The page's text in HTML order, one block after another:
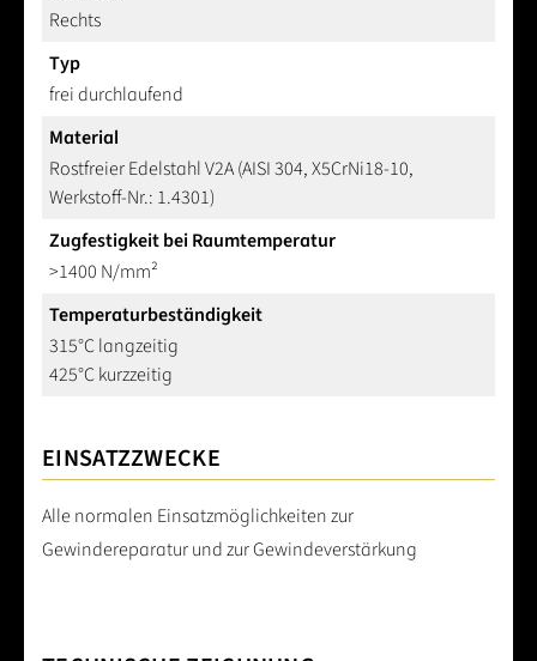
Rechts
Typ
frei durchlaufend
Material
Rostfreier Edelstahl V2A (AISI 304, X5CrNi18-10,
Werkstoff-Nr.: 1.4301)
Zugfestigkeit bei Raumtemperatur
>1400 N/mm²
Temperaturbeständigkeit
315°C langzeitig
425°C kurzzeitig
EINSATZZWECKE
Alle normalen Einsatzmöglichkeiten zur
Gewindereparatur und zur Gewindeverstärkung